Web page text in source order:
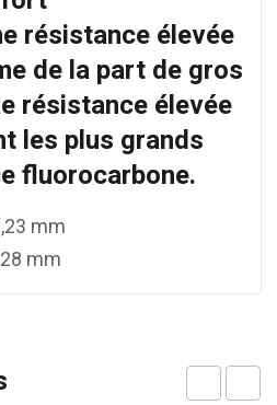
résistance élevée
de la part de gros
résistance élevée
les plus grands
fluorocarbone.
mm
mm